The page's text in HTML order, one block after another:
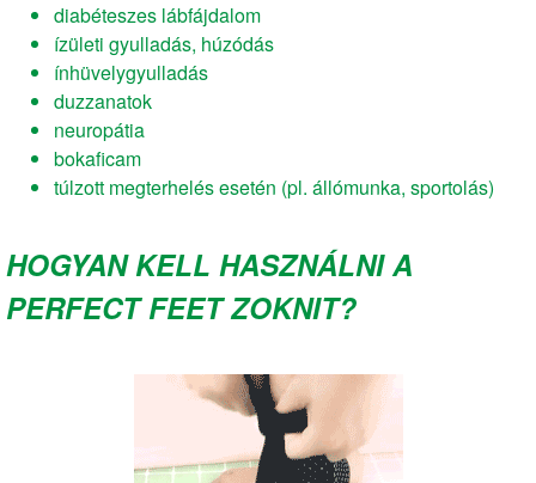
diabéteszes lábfájdalom
ízületi gyulladás, húzódás
ínhüvelygyulladás
duzzanatok
neuropátia
bokaficam
túlzott megterhelés esetén (pl. állómunka, sportolás)
HOGYAN KELL HASZNÁLNI A
PERFECT FEET ZOKNIT?